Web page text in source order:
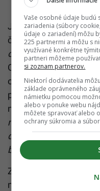
Je dobré byť
času“ povedz:„Chcel
obaja dostaneme k
Cieľom je hovoriť o
osobnosti. Ak ťa
prezentácií, namiesto
ničia“ povedz:„Všimol
niekoľko nadpisov v
dohodnúť, aká úroveň
budúcna?“
Zároveň buď otvorený
má výhrady voči tebe.
Vaše osobné údaje budú
zariadenia (súbory
údaje o zariadení) môžu
225 partnermi a môžu s
využívané konkrétne
partneri môžeme
si zoznam partnerov.
Niektorí dodávatelia
základe oprávneného
námietku pomocou
alebo v ponuke webu
môžete spravovať alebo
ochrany súkromia a